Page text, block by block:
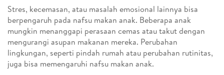
Stres, kecemasan, atau masalah emosional lainnya bisa
berpengaruh pada nafsu makan anak. Beberapa anak
mungkin menanggapi perasaan cemas atau takut dengan
mengurangi asupan makanan mereka. Perubahan
lingkungan, seperti pindah rumah atau perubahan rutinitas,
juga bisa memengaruhi nafsu makan anak.